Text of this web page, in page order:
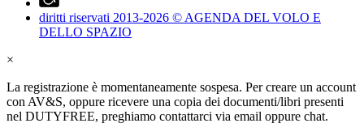
diritti riservati 2013-2026 © AGENDA DEL VOLO E
DELLO SPAZIO
×
La registrazione è momentaneamente sospesa. Per creare un account
con AV&S, oppure ricevere una copia dei documenti/libri presenti
nel DUTYFREE, preghiamo contattarci via email oppure chat.